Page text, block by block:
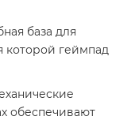
база для
которой геймпад
обеспечивают